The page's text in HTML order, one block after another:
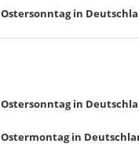
Ostersonntag in
Ostersonntag in
Ostermontag in